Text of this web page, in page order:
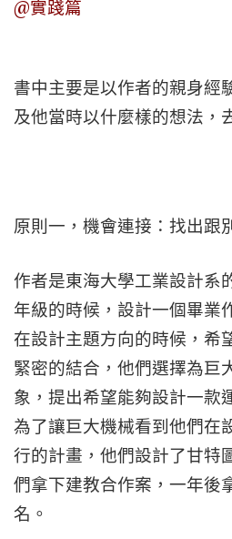
@實踐篇
書中主要是以作者的親身經
及他當時以什麼樣的想法，
原則一，機會連接：找出跟
作者是東海大學工業設計系
年級的時候，設計一個畢業
在設計主題方向的時候，希
緊密的結合，他們選擇為巨
象，提出希望能夠設計一款
為了讓巨大機械看到他們在
行的計畫，他們設計了甘特
們拿下建教合作案，一年後
名。